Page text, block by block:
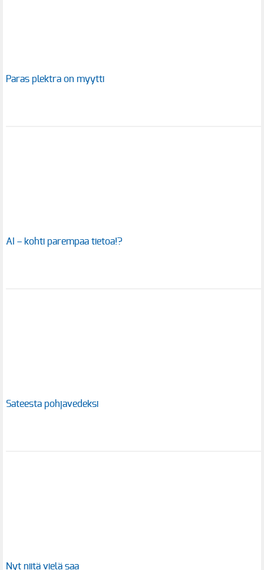
Paras plektra on myytti
AI – kohti parempaa tietoa!?
Sateesta pohjavedeksi
Nyt niitä vielä saa